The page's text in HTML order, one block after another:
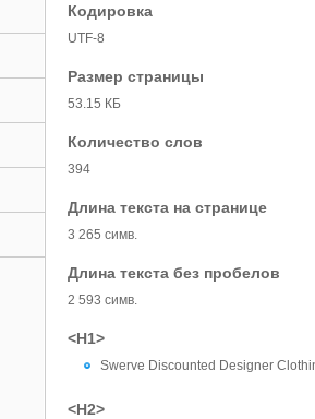
Кодировка
UTF-8
Размер страницы
53.15 КБ
Количество слов
394
Длина текста на странице
3 265 симв.
Длина текста без пробелов
2 593 симв.
<H1>
Swerve Discounted Designer
<H2>